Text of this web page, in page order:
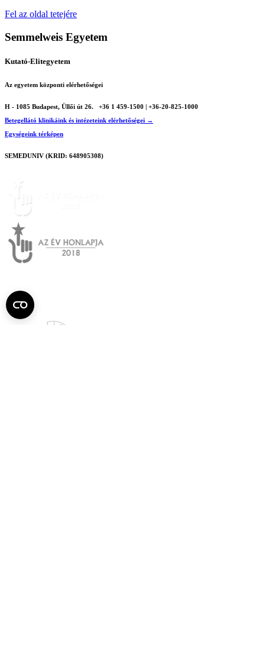
Fel az oldal tetejére
Semmelweis Egyetem
Kutató-Elitegyetem
Az egyetem központi elérhetőségei
H - 1085 Budapest, Üllői út 26.
+36 1 459-1500 | +36-20-825-1000
Betegellátó klinikáink és intézeteink elérhetőségei →
Egységeink térképen
SEMEDUNIV (KRID: 648905308)